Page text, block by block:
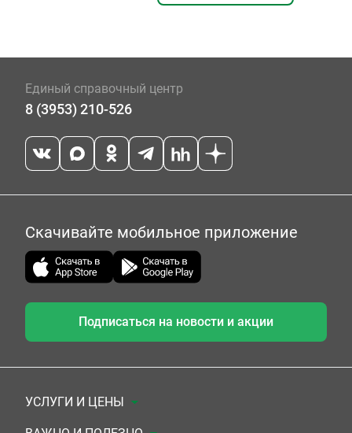
Единый справочный центр
8 (3953) 210-526
Скачивайте мобильное приложение
Подписаться на новости и акции
УСЛУГИ И ЦЕНЫ